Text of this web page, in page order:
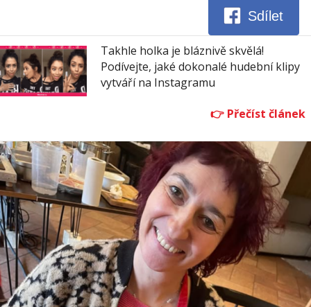
Sdílet
Takhle holka je bláznivě skvělá!
Podívejte, jaké dokonalé hudební klipy
vytváří na Instagramu